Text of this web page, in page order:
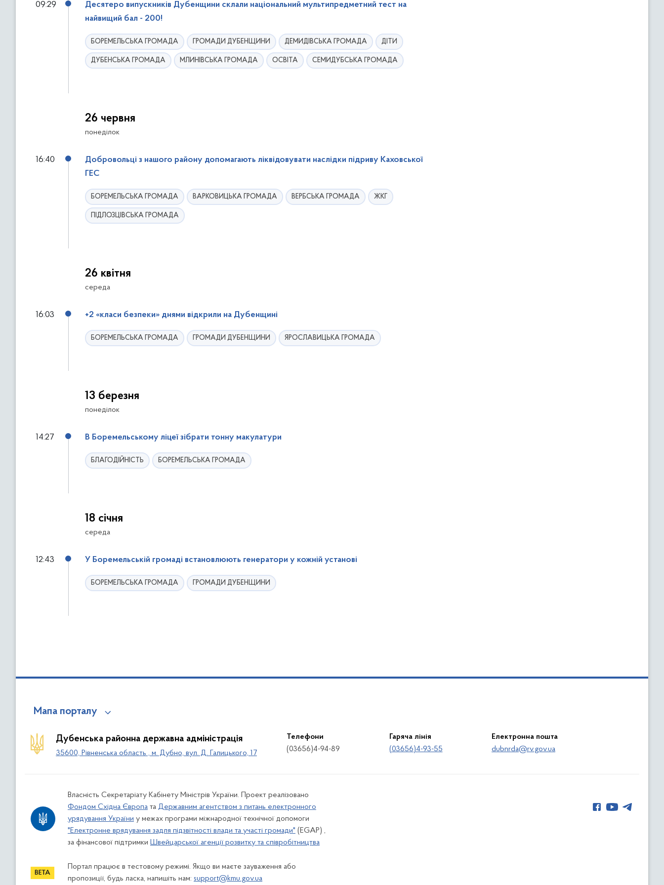
д
09:29
Десятеро випускників Дубенщини склали національний мультипредметний тест на
найвищий бал - 200!
БОРЕМЕЛЬСЬКА ГРОМАДА ГРОМАДИ ДУБЕНЩИНИ ДЕМИДІВСЬКА ГРОМАДА ДІТИ
ДУБЕНСЬКА ГРОМАДА МЛИНІВСЬКА ГРОМАДА ОСВІТА СЕМИДУБСЬКА ГРОМАДА
26 червня
понеділок
16:40
Добровольці з нашого району допомагають ліквідовувати наслідки підриву Каховської
ГЕС
БОРЕМЕЛЬСЬКА ГРОМАДА ВАРКОВИЦЬКА ГРОМАДА ВЕРБСЬКА ГРОМАДА ЖКГ
ПІДЛОЗЦІВСЬКА ГРОМАДА
26 квітня
середа
16:03 +2 «класи безпеки» днями відкрили на Дубенщині
БОРЕМЕЛЬСЬКА ГРОМАДА ГРОМАДИ ДУБЕНЩИНИ ЯРОСЛАВИЦЬКА ГРОМАДА
13 березня
понеділок
14:27 В Боремельському ліцеї зібрати тонну макулатури
БЛАГОДІЙНІСТЬ БОРЕМЕЛЬСЬКА ГРОМАДА
18 січня
середа
12:43 У Боремельській громаді встановлюють генератори у кожній установі
БОРЕМЕЛЬСЬКА ГРОМАДА ГРОМАДИ ДУБЕНЩИНИ
Мапа порталу
Дубенська районна державна адміністрація
35600, Рівненська область , м. Дубно, вул. Д. Галицького, 17
Телефони
(03656)4-94-89
Гаряча лінія
(03656)4-93-55
Електронна пошта
dubnrda@rv.gov.ua
Власність Секретаріату Кабінету Міністрів України. Проект реалізовано
Фондом Східна Європа та Державним агентством з питань електронного
урядування України у межах програми міжнародної технічної допомоги
"Електронне врядування задля підзвітності влади та участі громади" (EGAP) ,
за фінансової підтримки Швейцарської агенції розвитку та співробітництва
Портал працює в тестовому режимі. Якщо ви маєте зауваження або
пропозиції, будь ласка, напишіть нам: support@kmu.gov.ua